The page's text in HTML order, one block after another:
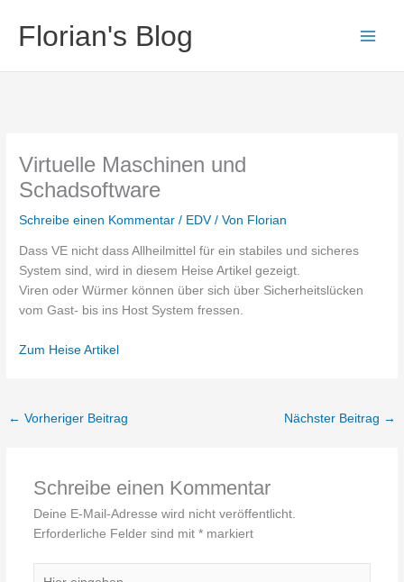
Inhalt
springen
Florian's Blog
Virtuelle Maschinen und
Schadsoftware
Schreibe einen Kommentar / EDV/ Von Florian
Dass VE nicht dass Allheilmittel für ein stabiles und sicheres
System sind, wird in diesem Heise Artikel gezeigt.
Viren oder Würmer können über sich über Sicherheitslücken
vom Gast- bis ins Host System fressen.
Zum Heise Artikel
← Vorheriger Beitrag Nächster Beitrag →
Schreibe einen Kommentar
Deine E-Mail-Adresse wird nicht veröffentlicht.
Erforderliche Felder sind mit *markiert